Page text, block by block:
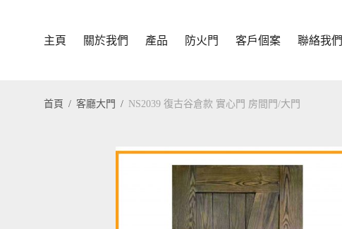
主頁 關於我們 產品 防火門 客戶個案 聯絡我們
首頁 / 客廳大門 / NS2039 復古谷倉款 實心門 房間門/大門